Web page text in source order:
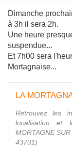
Dimanche
à 3h il sera 2h.
Une heure
suspendue...
Et 7h00 sera
Mortagnaise...
Retrouvez les
localisation et
MORTAGNE
43701)